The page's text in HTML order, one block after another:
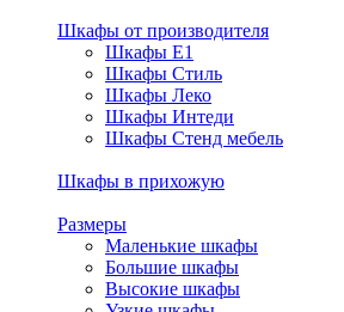
Шкафы от производителя
Шкафы E1
Шкафы Стиль
Шкафы Леко
Шкафы Интеди
Шкафы Стенд мебель
Шкафы в прихожую
Размеры
Маленькие шкафы
Большие шкафы
Высокие шкафы